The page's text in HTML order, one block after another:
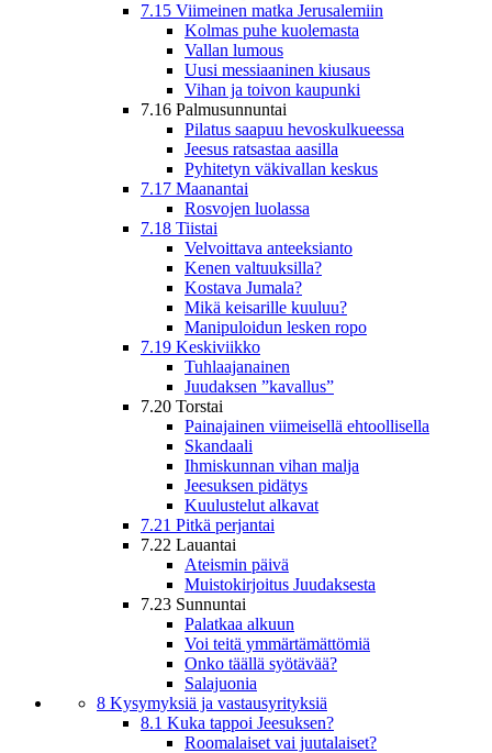
7.15 Viimeinen matka Jerusalemiin
Kolmas puhe kuolemasta
Vallan lumous
Uusi messiaaninen kiusaus
Vihan ja toivon kaupunki
7.16 Palmusunnuntai
Pilatus saapuu hevoskulkueessa
Jeesus ratsastaa aasilla
Pyhitetyn väkivallan keskus
7.17 Maanantai
Rosvojen luolassa
7.18 Tiistai
Velvoittava anteeksianto
Kenen valtuuksilla?
Kostava Jumala?
Mikä keisarille kuuluu?
Manipuloidun lesken ropo
7.19 Keskiviikko
Tuhlaajanainen
Juudaksen ”kavallus”
7.20 Torstai
Painajainen viimeisellä ehtoollisella
Skandaali
Ihmiskunnan vihan malja
Jeesuksen pidätys
Kuulustelut alkavat
7.21 Pitkä perjantai
7.22 Lauantai
Ateismin päivä
Muistokirjoitus Juudaksesta
7.23 Sunnuntai
Palatkaa alkuun
Voi teitä ymmärtämättömiä
Onko täällä syötävää?
Salajuonia
8 Kysymyksiä ja vastausyrityksiä
8.1 Kuka tappoi Jeesuksen?
Roomalaiset vai juutalaiset?